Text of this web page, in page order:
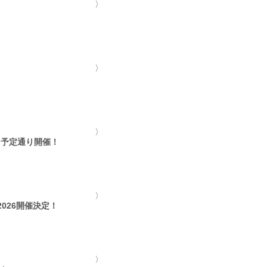
定通り開催！
開催決定！